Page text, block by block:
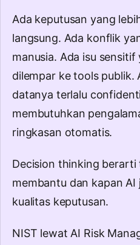
Ada keputusan yang
langsung. Ada konflik
manusia. Ada isu
dilempar ke tools publik.
datanya terlalu
membutuhkan
ringkasan otomatis.
Decision thinking berarti
membantu dan kapan
kualitas keputusan.
NIST lewatAI Risk